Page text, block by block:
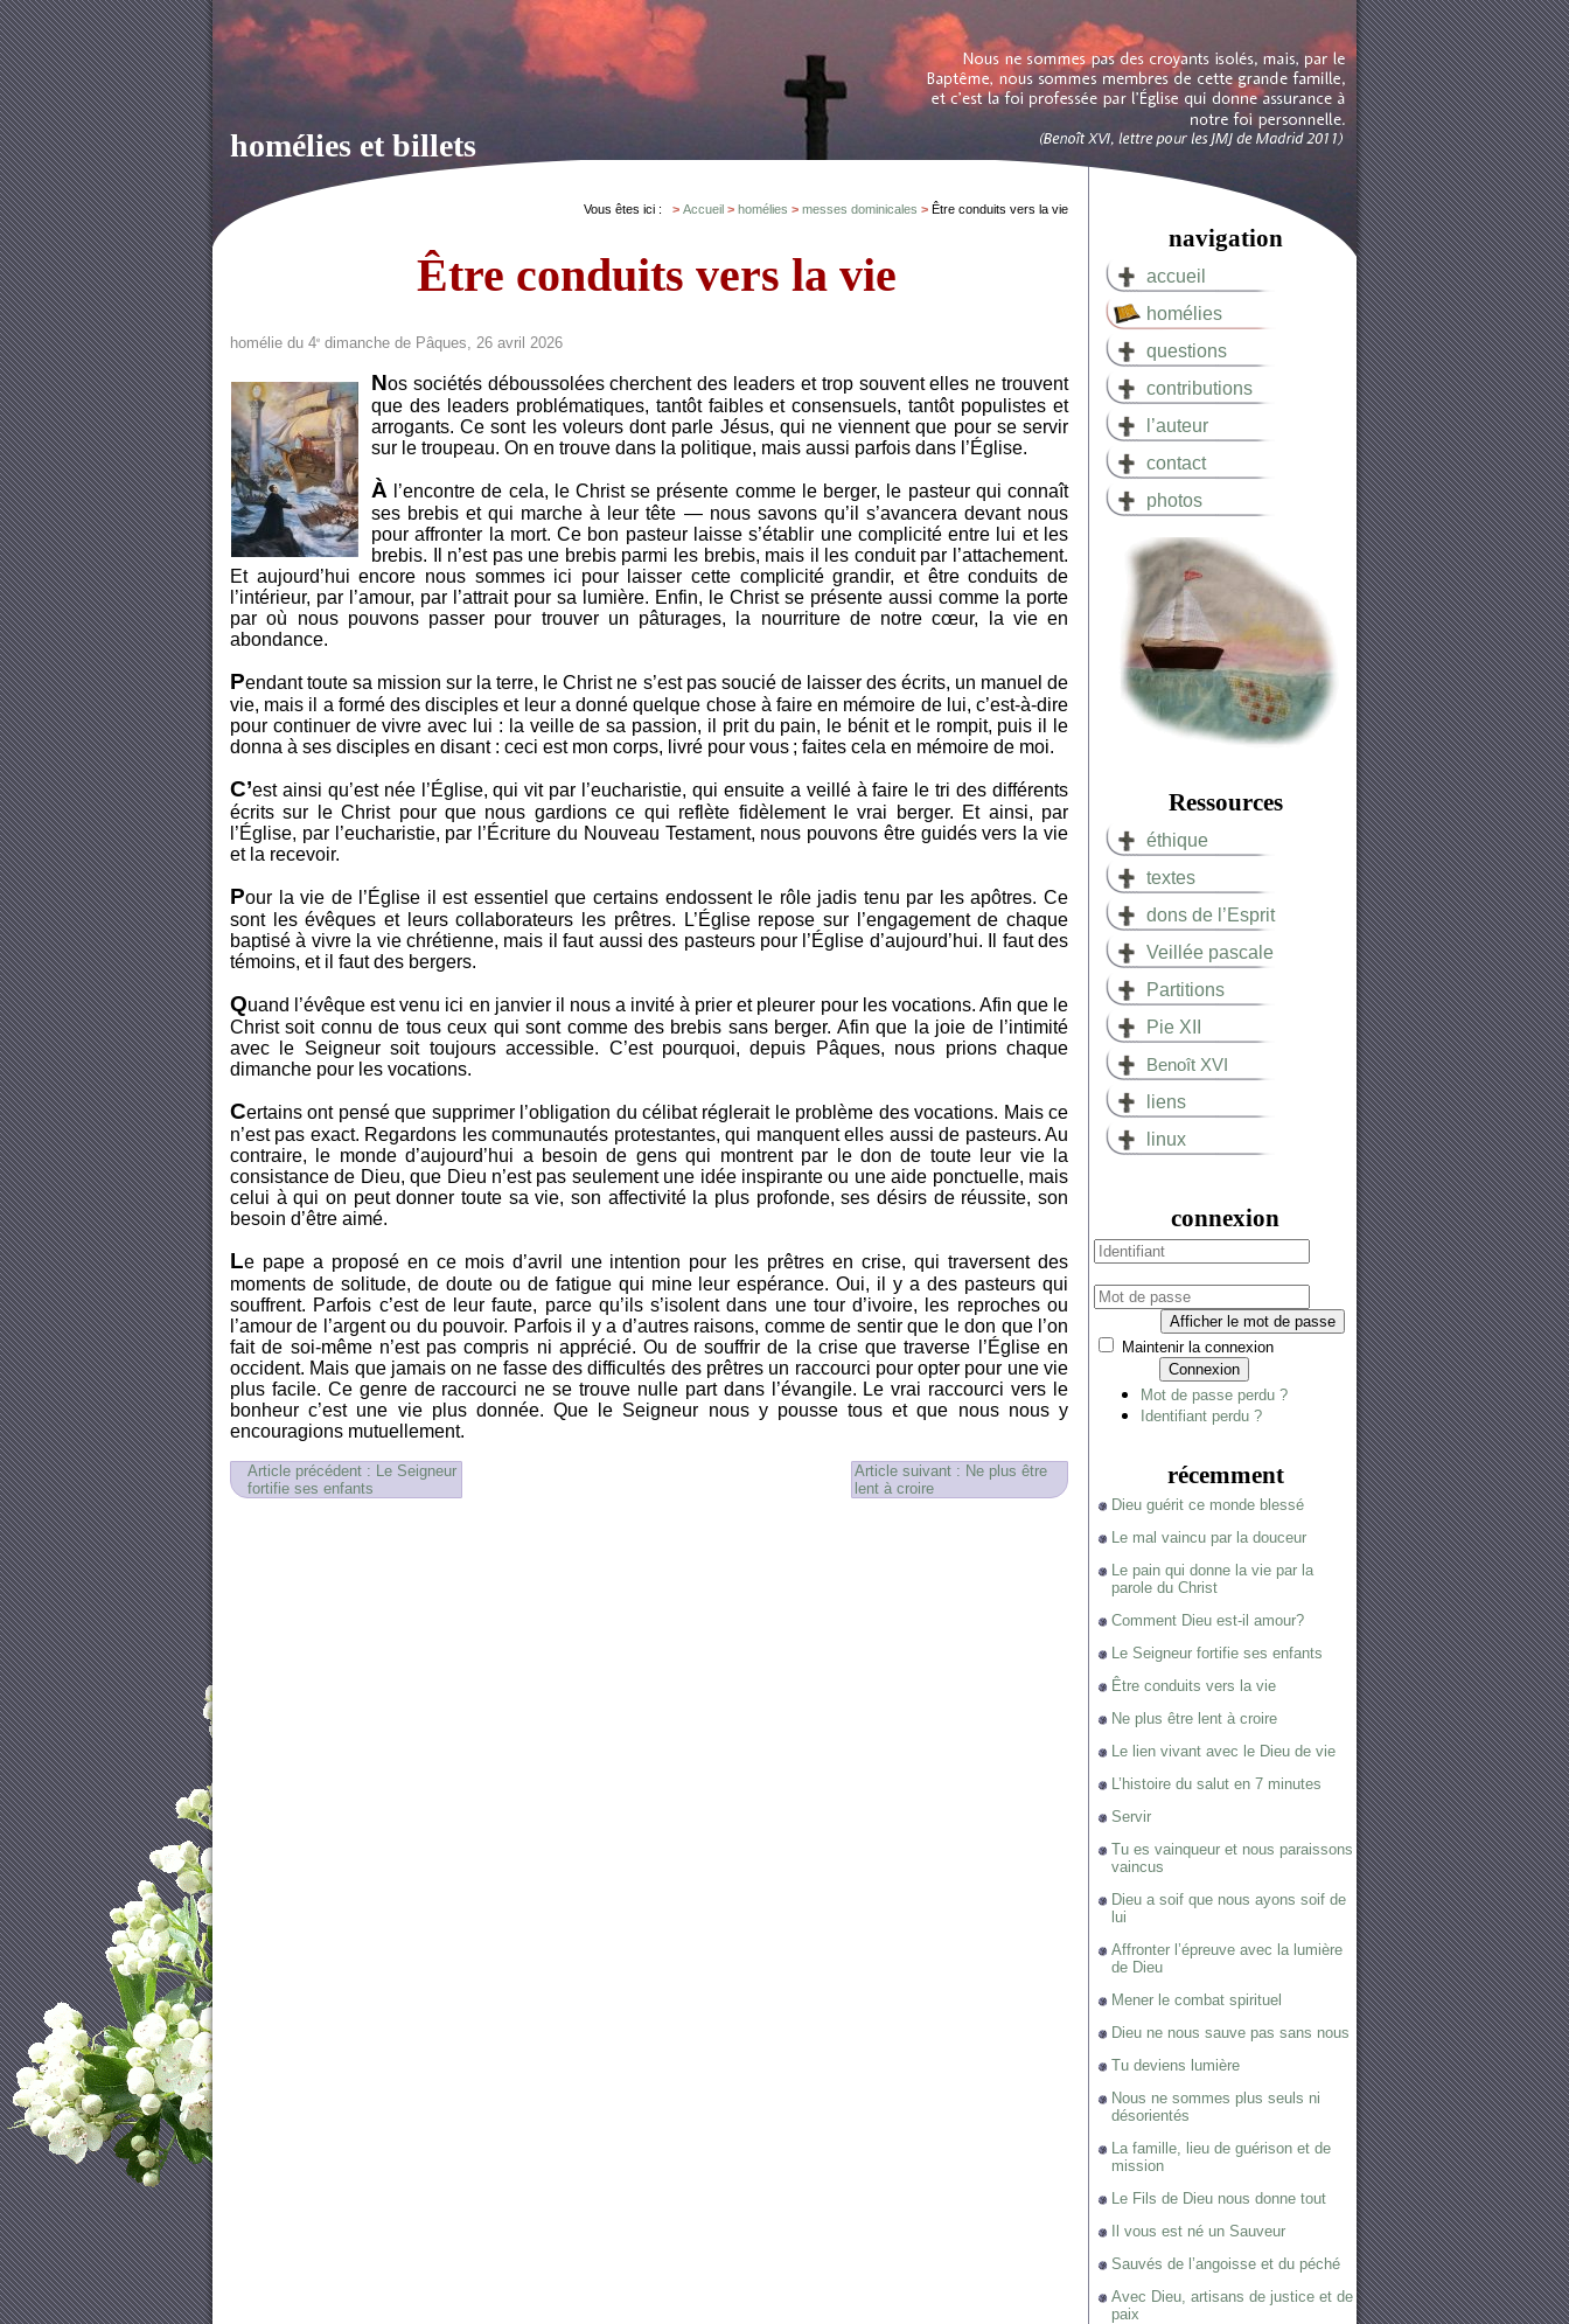
homélies et billets
Vous êtes ici : Accueil homélies messes dominicales Être conduits vers la vie
Être conduits vers la vie
homélie du 4e dimanche de Pâques, 26 avril 2026
Nos sociétés déboussolées cherchent des leaders et trop souvent elles ne trouvent
que des leaders problématiques, tantôt faibles et consensuels, tantôt populistes et
arrogants. Ce sont les voleurs dont parle Jésus, qui ne viennent que pour se servir
sur le troupeau. On en trouve dans la politique, mais aussi parfois dans l’Église.
À l’encontre de cela, le Christ se présente comme le berger, le pasteur qui connaît
ses brebis et qui marche à leur tête — nous savons qu’il s’avancera devant nous
pour affronter la mort. Ce bon pasteur laisse s’établir une complicité entre lui et les
brebis. Il n’est pas une brebis parmi les brebis, mais il les conduit par l’attachement.
Et aujourd’hui encore nous sommes ici pour laisser cette complicité grandir, et être conduits de
l’intérieur, par l’amour, par l’attrait pour sa lumière. Enfin, le Christ se présente aussi comme la porte
par où nous pouvons passer pour trouver un pâturages, la nourriture de notre cœur, la vie en
abondance.
Pendant toute sa mission sur la terre, le Christ ne s’est pas soucié de laisser des écrits, un manuel de
vie, mais il a formé des disciples et leur a donné quelque chose à faire en mémoire de lui, c’est-à-dire
pour continuer de vivre avec lui : la veille de sa passion, il prit du pain, le bénit et le rompit, puis il le
donna à ses disciples en disant : ceci est mon corps, livré pour vous ; faites cela en mémoire de moi.
C’est ainsi qu’est née l’Église, qui vit par l’eucharistie, qui ensuite a veillé à faire le tri des différents
écrits sur le Christ pour que nous gardions ce qui reflète fidèlement le vrai berger. Et ainsi, par
l’Église, par l’eucharistie, par l’Écriture du Nouveau Testament, nous pouvons être guidés vers la vie
et la recevoir.
Pour la vie de l’Église il est essentiel que certains endossent le rôle jadis tenu par les apôtres. Ce
sont les évêques et leurs collaborateurs les prêtres. L’Église repose sur l’engagement de chaque
baptisé à vivre la vie chrétienne, mais il faut aussi des pasteurs pour l’Église d’aujourd’hui. Il faut des
témoins, et il faut des bergers.
Quand l’évêque est venu ici en janvier il nous a invité à prier et pleurer pour les vocations. Afin que le
Christ soit connu de tous ceux qui sont comme des brebis sans berger. Afin que la joie de l’intimité
avec le Seigneur soit toujours accessible. C’est pourquoi, depuis Pâques, nous prions chaque
dimanche pour les vocations.
Certains ont pensé que supprimer l’obligation du célibat réglerait le problème des vocations. Mais ce
n’est pas exact. Regardons les communautés protestantes, qui manquent elles aussi de pasteurs. Au
contraire, le monde d’aujourd’hui a besoin de gens qui montrent par le don de toute leur vie la
consistance de Dieu, que Dieu n’est pas seulement une idée inspirante ou une aide ponctuelle, mais
celui à qui on peut donner toute sa vie, son affectivité la plus profonde, ses désirs de réussite, son
besoin d’être aimé.
Le pape a proposé en ce mois d’avril une intention pour les prêtres en crise, qui traversent des
moments de solitude, de doute ou de fatigue qui mine leur espérance. Oui, il y a des pasteurs qui
souffrent. Parfois c’est de leur faute, parce qu’ils s’isolent dans une tour d’ivoire, les reproches ou
l’amour de l’argent ou du pouvoir. Parfois il y a d’autres raisons, comme de sentir que le don que l’on
fait de soi-même n’est pas compris ni apprécié. Ou de souffrir de la crise que traverse l’Église en
occident. Mais que jamais on ne fasse des difficultés des prêtres un raccourci pour opter pour une vie
plus facile. Ce genre de raccourci ne se trouve nulle part dans l’évangile. Le vrai raccourci vers le
bonheur c’est une vie plus donnée. Que le Seigneur nous y pousse tous et que nous nous y
encouragions mutuellement.
Article précédent : Le Seigneur
fortifie ses enfants
Article suivant : Ne plus être
lent à croire
navigation
accueil
homélies
questions
contributions
l’auteur
contact
photos
Ressources
éthique
textes
dons de l’Esprit
Veillée pascale
Partitions
Pie XII
Benoît XVI
liens
linux
connexion
Afficher le mot de passe
Maintenir la connexion
Connexion
Mot de passe perdu ?
Identifiant perdu ?
récemment
Dieu guérit ce monde blessé
Le mal vaincu par la douceur
Le pain qui donne la vie par la
parole du Christ
Comment Dieu est-il amour?
Le Seigneur fortifie ses enfants
Être conduits vers la vie
Ne plus être lent à croire
Le lien vivant avec le Dieu de vie
L’histoire du salut en 7 minutes
Servir
Tu es vainqueur et nous paraissons
vaincus
Dieu a soif que nous ayons soif de
lui
Affronter l’épreuve avec la lumière
de Dieu
Mener le combat spirituel
Dieu ne nous sauve pas sans nous
Tu deviens lumière
Nous ne sommes plus seuls ni
désorientés
La famille, lieu de guérison et de
mission
Le Fils de Dieu nous donne tout
Il vous est né un Sauveur
Sauvés de l’angoisse et du péché
Avec Dieu, artisans de justice et de
paix